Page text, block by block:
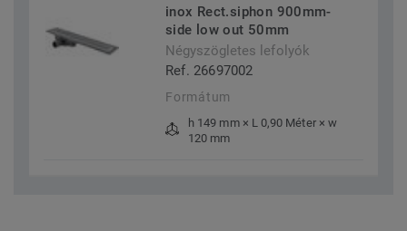
inox Rect.siphon 900mm-
side low out 50mm
Négyszögletes lefolyók
Ref. 26697002
Formátum
h 149 mm × L 0,90 Méter × w
120 mm